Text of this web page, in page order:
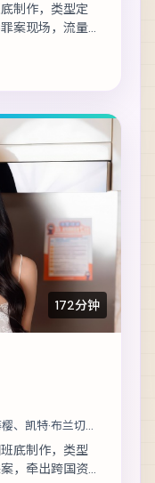
制作，类型定
案现场，流量
，伏笔在第...
172分钟
、凯特·布兰切特
底制作，类型
，牵出跨国资